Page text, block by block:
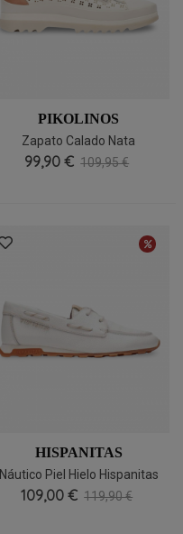
PIKOLINOS
Zapato Calado Nata
Veraniego Pikolinos Vigo
99,90 € 109,95 €
HISPANITAS
Náutico Piel Hielo Hispanitas
HV264603
109,00 € 119,90 €